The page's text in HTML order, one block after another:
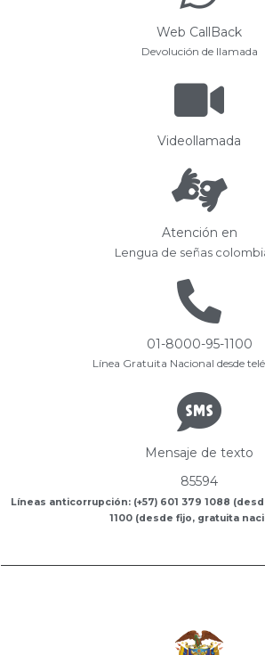
Web CallBack
Devolución de llamada
Videollamada
Atención en
Lengua de señas
01-8000-95-1100
Línea Gratuita Nacional desde
Mensaje de texto
85594
Líneas anticorrupción: (+57) 601 379 1088
1100 (desde fijo, gratuita